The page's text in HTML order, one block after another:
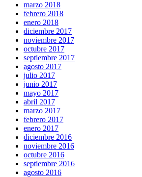
marzo 2018
febrero 2018
enero 2018
diciembre 2017
noviembre 2017
octubre 2017
septiembre 2017
agosto 2017
julio 2017
junio 2017
mayo 2017
abril 2017
marzo 2017
febrero 2017
enero 2017
diciembre 2016
noviembre 2016
octubre 2016
septiembre 2016
agosto 2016